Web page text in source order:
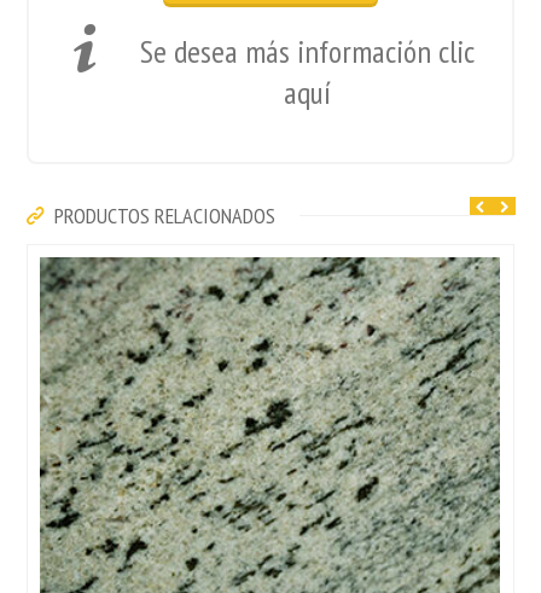
Se desea más información clic
aquí
PRODUCTOS RELACIONADOS